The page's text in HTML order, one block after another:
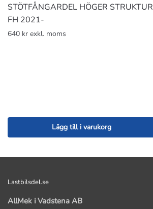
STÖTFÅNGARDEL HÖGER STRUKTUR
FH 2021-
640 kr exkl. moms
Lägg till i varukorg
Lastbilsdel.se
AllMek i Vadstena AB